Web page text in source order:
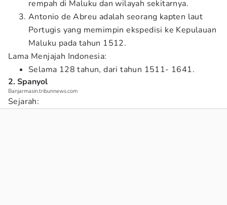
rempah di Maluku dan wilayah sekitarnya.
Antonio de Abreu adalah seorang kapten laut
Portugis yang memimpin ekspedisi ke Kepulauan
Maluku pada tahun 1512.
Lama Menjajah Indonesia:
Selama 128 tahun, dari tahun 1511- 1641.
2. Spanyol
Banjarmasin.tribunnews.com
Sejarah: